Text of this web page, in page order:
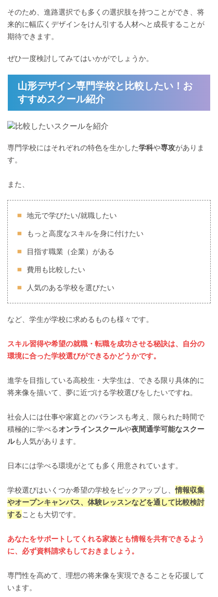
そのため、進路選択でも多くの選択肢を持つことができ、将
来的に幅広くデザインをけん引する人材へと成長することが
期待できます。
ぜひ一度検討してみてはいかがでしょうか。
山形デザイン専門学校と比較したい！お
すすめスクール紹介
専門学校にはそれぞれの特色を生かした学科や専攻がありま
す。
また、
地元で学びたい/就職したい
もっと高度なスキルを身に付けたい
目指す職業（企業）がある
費用も比較したい
人気のある学校を選びたい
など、学生が学校に求めるものも様々です。
スキル習得や希望の就職・転職を成功させる秘訣は、自分の
環境に合った学校選びができるかどうかです。
進学を目指している高校生・大学生は、できる限り具体的に
将来像を描いて、夢に近づける学校選びをしたいですね。
社会人には仕事や家庭とのバランスも考え、限られた時間で
積極的に学べるオンラインスクールや夜間通学可能なスクー
ルも人気があります。
日本には学べる環境がとても多く用意されています。
学校選びはいくつか希望の学校をピックアップし、情報収集
やオープンキャンパス、体験レッスンなどを通して比較検討
することも大切です。
あなたをサポートしてくれる家族とも情報を共有できるよう
に、必ず資料請求もしておきましょう。
専門性を高めて、理想の将来像を実現できることを応援して
います。